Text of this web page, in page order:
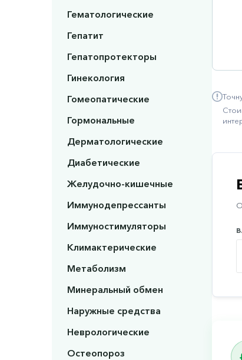
Гематологические
Гепатит
Гепатопротекторы
Гинекология
Гомеопатические
Гормональные
Дерматологические
Диабетические
Желудочно-кишечные
Иммунодепрессанты
Иммуностимуляторы
Климактерические
Метаболизм
Минеральный обмен
Наружные средства
Неврологические
Остеопороз